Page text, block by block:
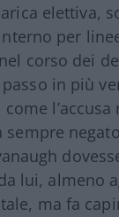
elettiva,
per
corso dei
in più
lui, almeno
ma fa